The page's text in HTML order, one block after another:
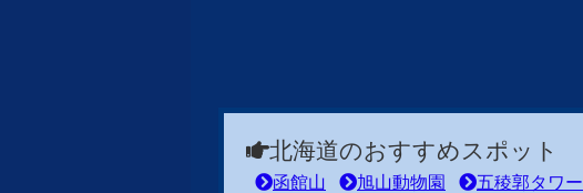
北海道のおすすめスポット
函館山 旭山動物園 五稜郭タワー